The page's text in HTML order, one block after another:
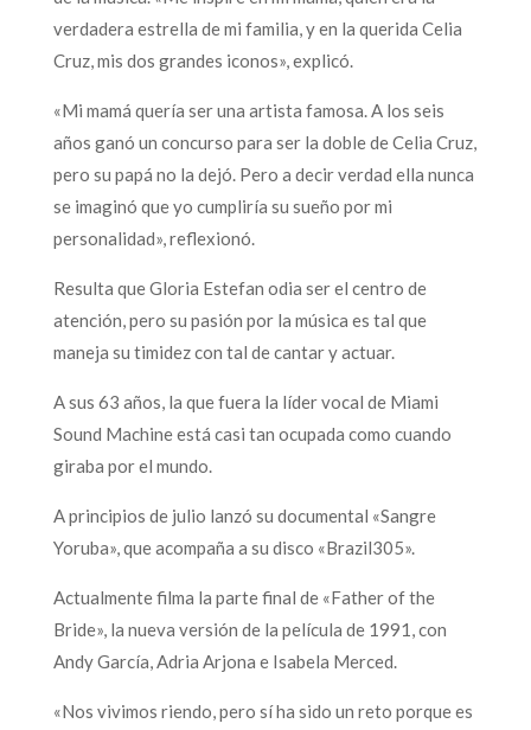
verdadera estrella de mi familia, y en la querida Celia
Cruz, mis dos grandes iconos», explicó.
«Mi mamá quería ser una artista famosa. A los seis
años ganó un concurso para ser la doble de Celia Cruz,
pero su papá no la dejó. Pero a decir verdad ella nunca
se imaginó que yo cumpliría su sueño por mi
personalidad», reflexionó.
Resulta que Gloria Estefan odia ser el centro de
atención, pero su pasión por la música es tal que
maneja su timidez con tal de cantar y actuar.
A sus 63 años, la que fuera la líder vocal de Miami
Sound Machine está casi tan ocupada como cuando
giraba por el mundo.
A principios de julio lanzó su documental «Sangre
Yoruba», que acompaña a su disco «Brazil305».
Actualmente filma la parte final de «Father of the
Bride», la nueva versión de la película de 1991, con
Andy García, Adria Arjona e Isabela Merced.
«Nos vivimos riendo, pero sí ha sido un reto porque es